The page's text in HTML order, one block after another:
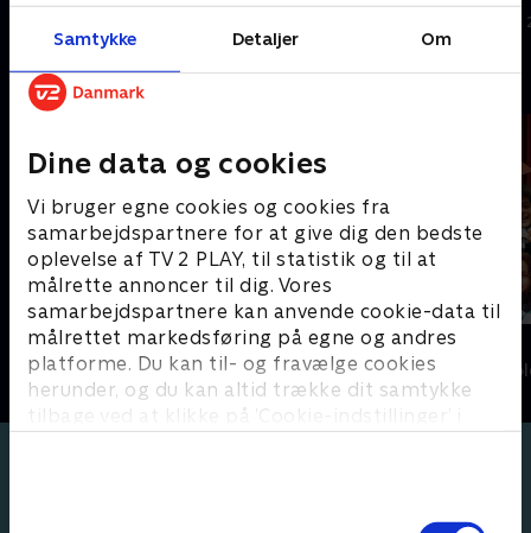
Samtykke Detaljer Om
Dine data og cookies
Vi bruger egne cookies og cookies fra
samarbejdspartnere for at give dig den bedste
oplevelse af TV 2 PLAY, til statistik og til at
målrette annoncer til dig. Vores
samarbejdspartnere kan anvende cookie-data til
målrettet markedsføring på egne og andres
platforme. Du kan til- og fravælge cookies
herunder, og du kan altid trække dit samtykke
tilbage ved at klikke på ’Cookie-indstillinger’ i
Andre så også
Katrine undersøger - musik
Børne-underholdning • 1 sæsoner
Syng det!
Børne-